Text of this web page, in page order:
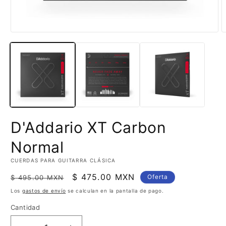
Abrir
elemento
ventana
D'Addario XT Carbon
Normal
CUERDAS PARA GUITARRA CLÁSICA
Precio
habitual
$ 495.00 MXN
Precio
de
$ 475.00 MXN Oferta
Los gastos de envío se calculan en la pantalla de pago.
Cantidad
Cantidad